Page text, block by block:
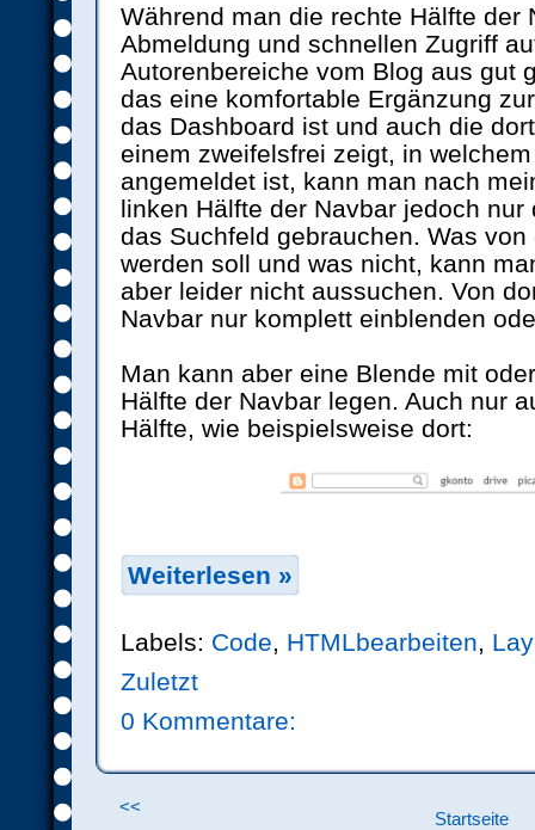
Während man die rechte Hälfte der
Abmeldung und schnellen Zugriff
Autorenbereiche vom Blog aus gut
das eine komfortable Ergänzung
das Dashboard ist und auch die
einem zweifelsfrei zeigt, in
angemeldet ist, kann man nach
linken Hälfte der Navbar jedoch
das Suchfeld gebrauchen. Was
werden soll und was nicht, kann
aber leider nicht aussuchen. Von
Navbar nur komplett einblenden
Man kann aber eine Blende mit
Hälfte der Navbar legen. Auch nur
Hälfte, wie beispielsweise dort:
Weiterlesen »
Labels: Code HTMLbearbeiten
Zuletzt
0 Kommentare:
<<
Startseite